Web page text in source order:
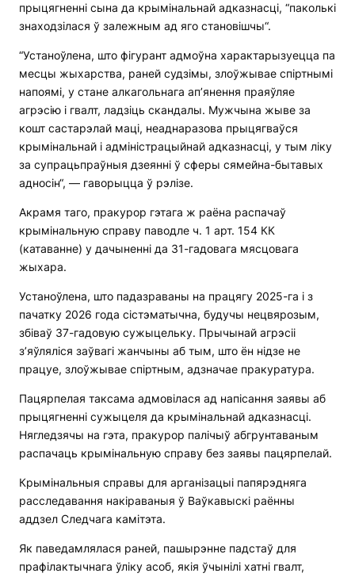
прыцягненні сына да крымінальнай адказнасці, “паколькі
знаходзілася ў залежным ад яго становішчы“.
“Устаноўлена, што фігурант адмоўна характарызуецца па
месцы жыхарства, раней судзімы, злоўжывае спіртнымі
напоямі, у стане алкагольнага ап’янення праяўляе
агрэсію і гвалт, ладзіць скандалы. Мужчына жыве за
кошт састарэлай маці, неаднаразова прыцягваўся
крымінальнай і адміністрацыйнай адказнасці, у тым ліку
за супрацьпраўныя дзеянні ў сферы сямейна-бытавых
адносін“, — гаворыцца ў рэлізе.
Акрамя таго, пракурор гэтага ж раёна распачаў
крымінальную справу паводле ч. 1 арт. 154 КК
(катаванне) у дачыненні да 31-гадовага мясцовага
жыхара.
Устаноўлена, што падазраваны на працягу 2025-га і з
пачатку 2026 года сістэматычна, будучы нецвярозым,
збіваў 37-гадовую сужыцельку. Прычынай агрэсіі
з’яўляліся заўвагі жанчыны аб тым, што ён нідзе не
працуе, злоўжывае спіртным, адзначае пракуратура.
Пацярпелая таксама адмовілася ад напісання заявы аб
прыцягненні сужыцеля да крымінальнай адказнасці.
Нягледзячы на гэта, пракурор палічыў абгрунтаваным
распачаць крымінальную справу без заявы пацярпелай.
Крымінальныя справы для арганізацыі папярэдняга
расследавання накіраваныя ў Ваўкавыскі раённы
аддзел Следчага камітэта.
Як паведамлялася раней, пашырэнне падстаў для
прафілактычнага ўліку асоб, якія ўчынілі хатні гвалт,